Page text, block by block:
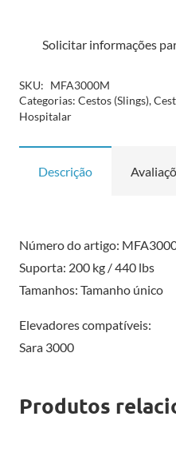
Solicitar informações
SKU: MFA3000M
Categorias: Cestos (Slings),
Hospitalar
Descrição
Número do artigo:
Suporta: 200 kg / 440 lbs
Tamanhos: Tamanho único
Elevadores compatíveis:
Sara 3000
Produtos